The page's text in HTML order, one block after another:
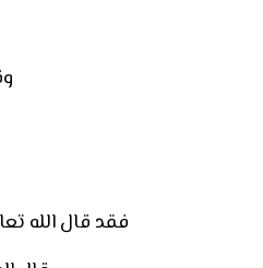
فقد قال الله